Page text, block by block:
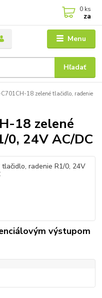
Menu
Hľadať
0 ks
za
18 zelené tlačidlo, radenie
18 zelené
0, 24V AC/DC
výstupom